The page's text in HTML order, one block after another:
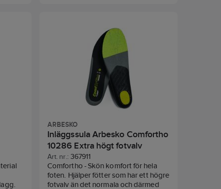
ARBESKO
Inläggssula Arbesko Comfortho
10286 Extra högt fotvalv
Art. nr.: 367911
Comfortho - Skön komfort för hela
foten. Hjälper fötter som har ett högre
fotvalv än det normala och därmed